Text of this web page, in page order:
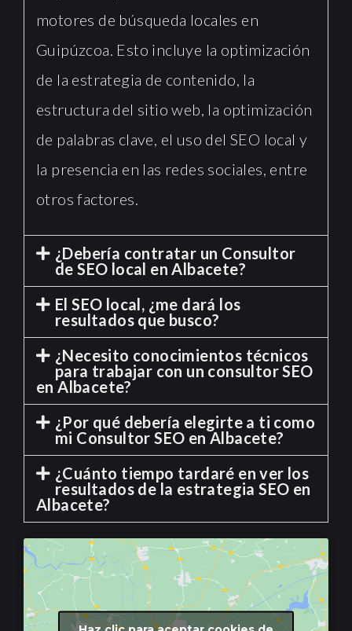
motores de búsqueda locales en
Guipúzcoa. Esto incluye la optimización
de la estrategia de contenido, la
estructura del sitio web, la optimización
de palabras clave, el uso del SEO local y
la presencia en las redes sociales, entre
otros factores.
¿Debería contratar un Consultor
de SEO local en Albacete?
El SEO local, ¿me dará los
resultados que busco?
¿Necesito conocimientos técnicos
para trabajar con un consultor SEO
en Albacete?
¿Por qué debería elegirte a ti como
mi Consultor SEO en Albacete?
¿Cuánto tiempo tardaré en ver los
resultados de la estrategia SEO en
Albacete?